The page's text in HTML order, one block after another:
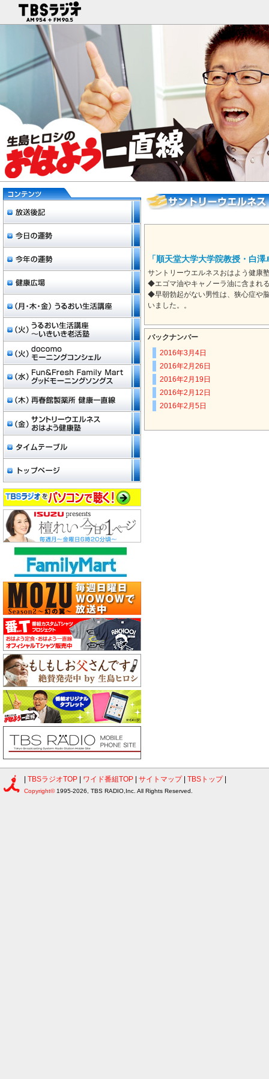
「順天堂大学大学院教授・白
サントリーウエルネスおはよう健康
◆エゴマ油やキャノーラ油に含まれ
◆早朝勃起がない男性は、狭心症や
いました。。
バックナンバー
2016年3月4日
2016年2月26日
2016年2月19日
2016年2月12日
2016年2月5日
TBSラジオTOP ワイド番組TOP サイトマップ TBSトップ|
Copyright© 1995-2026, TBS RADIO,Inc. All Rights Reserved.